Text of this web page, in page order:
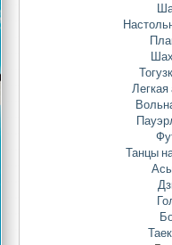
Легкая
Танцы